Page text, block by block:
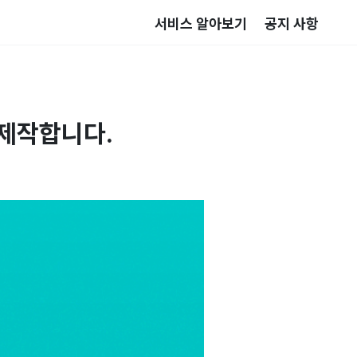
서비스 알아보기 공지 사항
작합니다.